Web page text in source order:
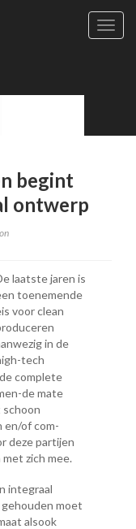
begint
ontwerp
laatste jaren is
toenemende
voor clean
in de
tech
complete
de mate
en/of com-
deze partijen
zich mee.
integraal
moet
alsook